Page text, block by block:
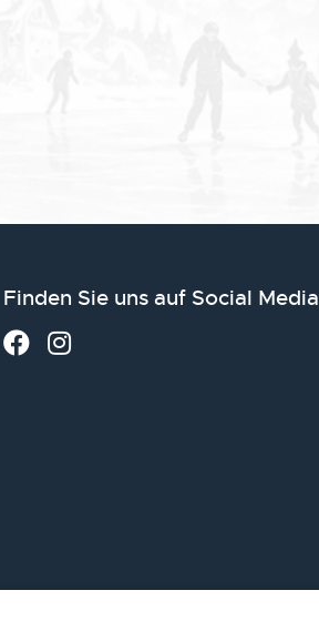
Finden Sie uns auf Social Media